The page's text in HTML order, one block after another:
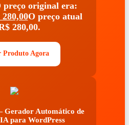
preço original era:
280,00O preço atual
280,00.
Produto Agora
Gerador Automático de
para WordPress